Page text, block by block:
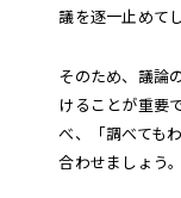
議を逐一止めて
そのため、議論
けることが重要
べ、「調べても
合わせましょう。